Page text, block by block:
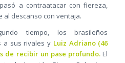
a contraatacar con fiereza,
al descanso con ventaja.
tiempo, los brasileños
a sus rivales y Luiz Adriano (46
de recibir un pase profundo. El